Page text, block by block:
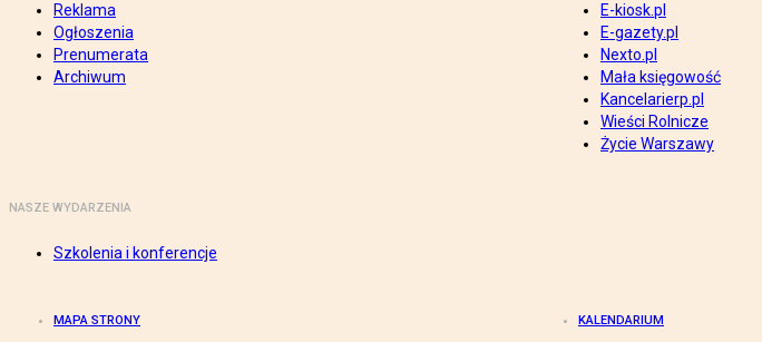
Reklama
Ogłoszenia
Prenumerata
Archiwum
E-kiosk.pl
E-gazety.pl
Nexto.pl
Mała księgowość
Kancelarierp.pl
Wieści Rolnicze
Życie Warszawy
NASZE WYDARZENIA
Szkolenia i konferencje
MAPA STRONY KALENDARIUM